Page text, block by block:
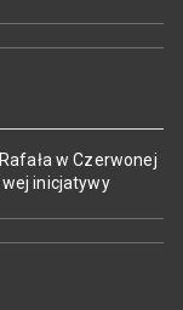
w Czerwonej
inicjatywy